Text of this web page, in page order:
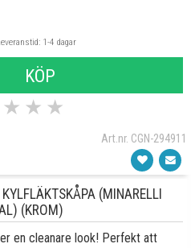
1-4 dagar
KÖP
★ ★ ★
Art.nr. CGN-294911
(MINARELLI
(KROM)
en cleanare look! Perfekt att